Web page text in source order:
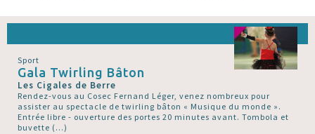
Sport
Gala Twirling Bâton
Les Cigales de Berre
Rendez-vous au Cosec Fernand Léger, venez nombreux pour
assister au spectacle de twirling bâton « Musique du monde ».
Entrée libre - ouverture des portes 20 minutes avant. Tombola et
buvette (…)